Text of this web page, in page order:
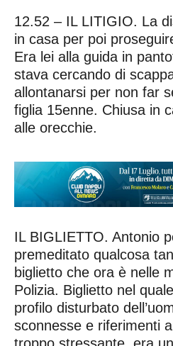
12.52 – IL LITIGIO. La
in casa per poi
Era lei alla guida in
stava cercando di
allontanarsi per non far
figlia 15enne. Chiusa in
alle orecchie.
IL BIGLIETTO. Antonio
premeditato qualcosa
biglietto che ora è nelle
Polizia. Biglietto nel
profilo disturbato
sconnesse e riferimenti